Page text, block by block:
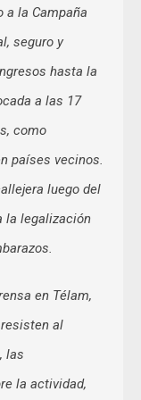
la Campaña
seguro y
hasta la
a las 17
como
países vecinos.
luego del
la legalización
en Télam,
al
las
la actividad,